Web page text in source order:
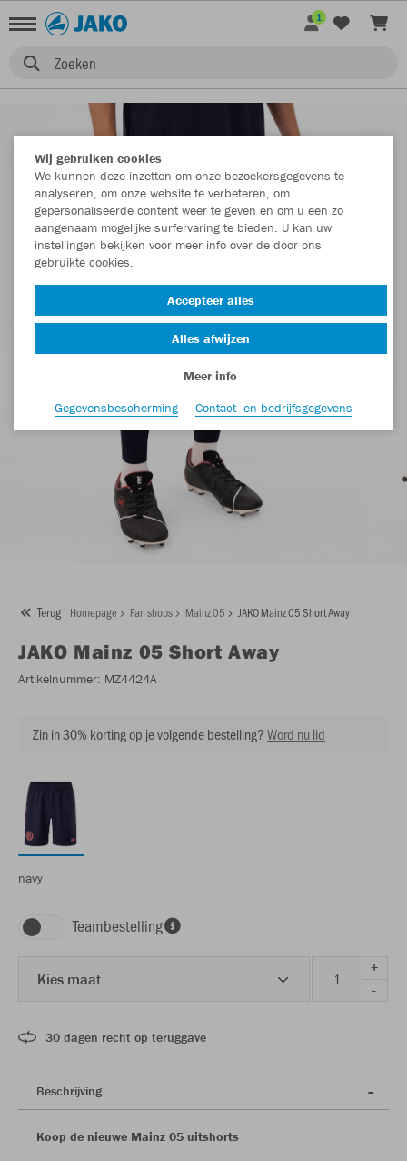
Zoeken
1
Terug Homepage Fan shops Mainz 05 JAKO Mainz 05 Short Away
JAKO Mainz 05 Short Away
Artikelnummer: MZ4424A
Zin in 30% korting op je volgende bestelling?Word nu lid
navy
Teambestelling
Kies maat
+
-
30 dagen recht op teruggave
Beschrijving
Koop de nieuwe Mainz 05 uitshorts
Wij gebruiken cookies
We kunnen deze inzetten om onze bezoekersgegevens te
analyseren, om onze website te verbeteren, om
gepersonaliseerde content weer te geven en om u een zo
aangenaam mogelijke surfervaring te bieden. U kan uw
instellingen bekijken voor meer info over de door ons
gebruikte cookies.
Accepteer alles
Alles afwijzen
Meer info
Gegevensbescherming
Contact- en bedrijfsgegevens